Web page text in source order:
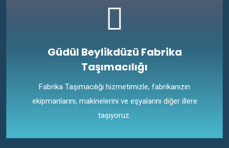
Güdül Beylikdüzü Fabrika
Taşımacılığı
Fabrika Taşımacılığı hizmetimizle, fabrikanızın
ekipmanlarını, makinelerini ve eşyalarını diğer illere
taşıyoruz.